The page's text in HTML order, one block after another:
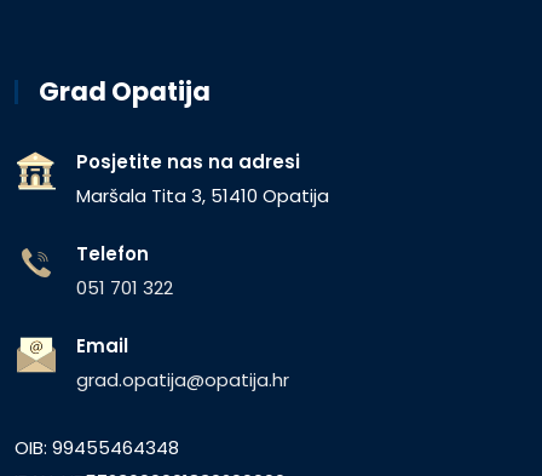
Grad Opatija
Posjetite nas na adresi
Maršala Tita 3, 51410 Opatija
Telefon
051 701 322
Email
grad.opatija@opatija.hr
OIB: 99455464348